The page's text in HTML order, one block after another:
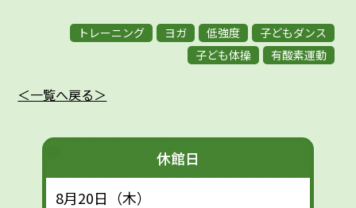
トレーニング ヨガ 低強度
子どもダンス
子ども体操
有酸素運動
＜一覧へ戻る＞
休館日
8月20日（木）